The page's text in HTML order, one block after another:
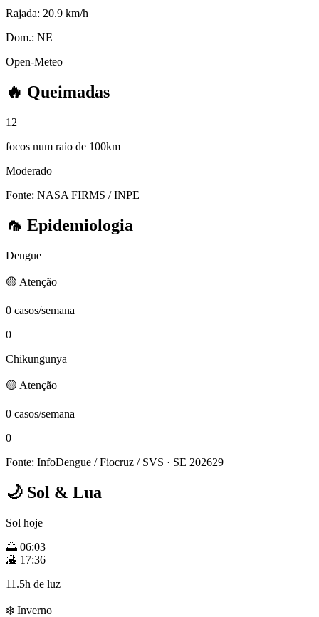
Rajada: 20.9 km/h
Dom.: NE
Open-Meteo
🔥 Queimadas
12
focos num raio de 100km
Moderado
Fonte: NASA FIRMS / INPE
🦟 Epidemiologia
Dengue
🟡 Atenção
0 casos/semana
0
Chikungunya
🟡 Atenção
0 casos/semana
0
Fonte: InfoDengue / Fiocruz / SVS · SE 202629
🌙 Sol & Lua
Sol hoje
🌅 06:03
🌇 17:36
11.5h de luz
❄️ Inverno